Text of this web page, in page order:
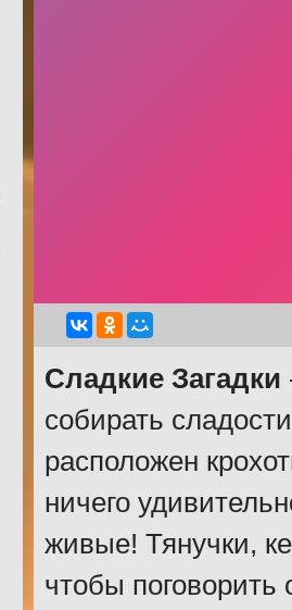
Сладкие Загадки
собирать
расположен
ничего
живые! Тянучки,
чтобы